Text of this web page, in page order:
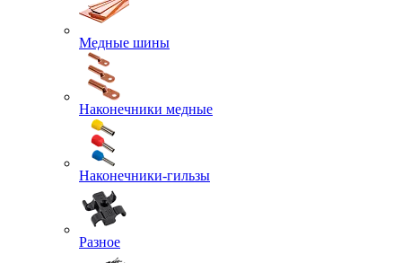
Медные шины
Наконечники медные
Наконечники-гильзы
Разное